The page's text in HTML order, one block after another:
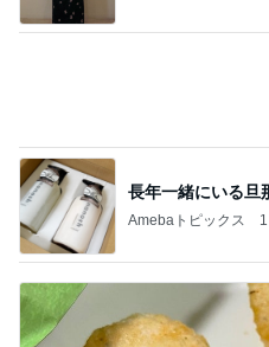
カルディでリピ決定の夏のおやつ